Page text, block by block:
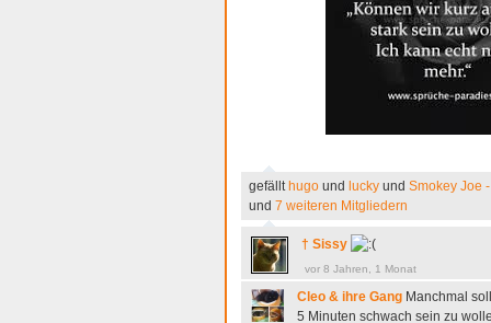
gefällt hugo und lucky und Smokey Joe
und 7 weiteren Mitgliedern
† Sissy
vor 8 Jahren, 1 Monat
Cleo & ihre Gang Manchmal
5 Minuten schwach sein zu